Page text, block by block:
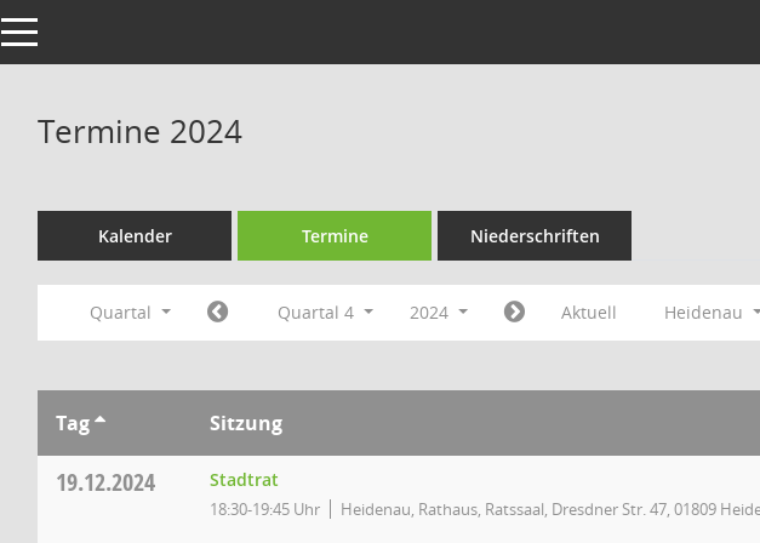
Toggle navigation
Termine 2024
Kalender Termine Niederschriften
Quartal Quartal 4 2024 Aktuell Heidenau
Tag Sitzung
19.12.2024 Stadtrat
18:30-19:45 Uhr Heidenau, Rathaus, Ratssaal, Dresdner Str. 47, 01809